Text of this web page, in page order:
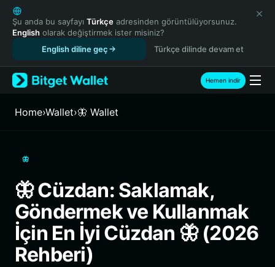
English
日本語
Tiếng Việt
Español (Latinoamérica)
Türkçe
Français
繁體中文
Bahasa Indonesia
ภาษาไทย
हिन्दी
Español
Português (Brasil)
Şu anda bu sayfayı Türkçe adresinden görüntülüyorsunuz.
English olarak değiştirmek ister misiniz?
English diline geç
Türkçe dilinde devam et
Hemen indir
Home›Wallet›🦋 Wallet
🦋
🦋 Cüzdan: Saklamak,
Göndermek ve Kullanmak
İçin En İyi Cüzdan 🦋 (2026
Rehberi)